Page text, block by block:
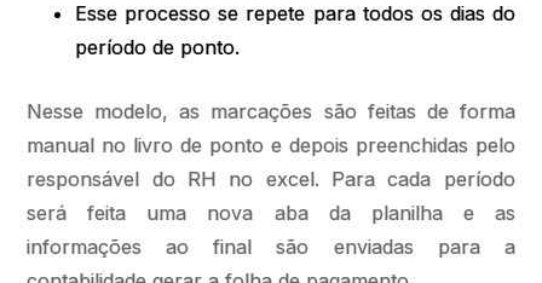
Esse processo se repete para todos os dias do
período de ponto.
Nesse modelo, as marcações são feitas de forma
manual no livro de ponto e depois preenchidas pelo
responsável do RH no excel. Para cada período
será feita uma nova aba da planilha e as
informações ao final são enviadas para a